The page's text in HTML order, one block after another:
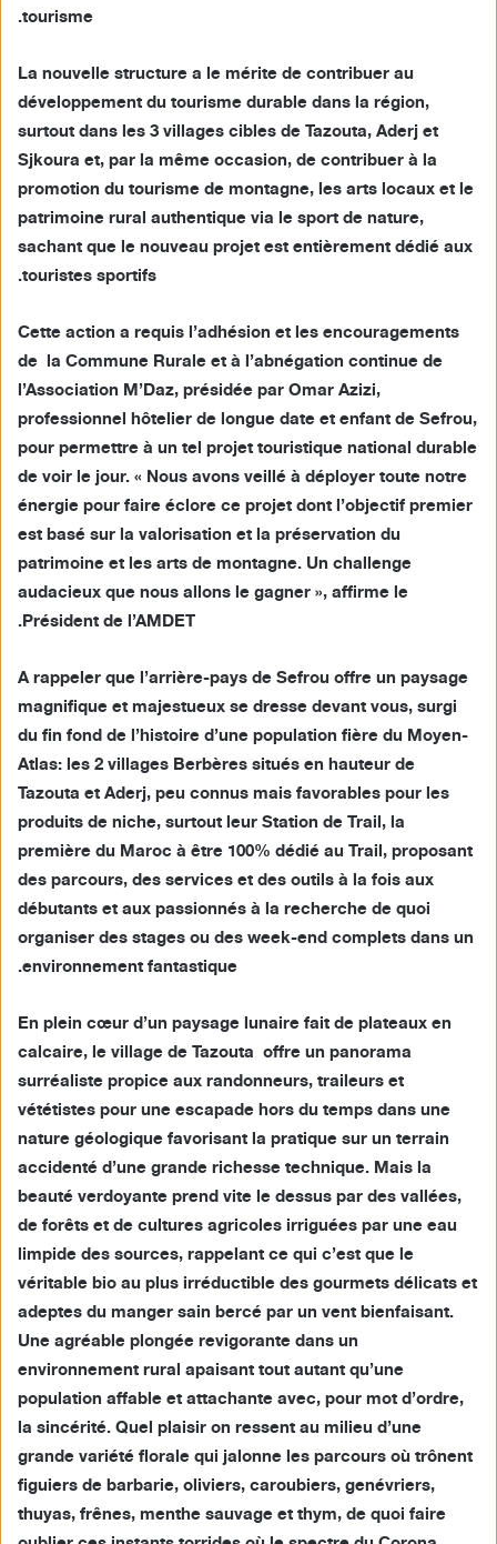
tourisme.
La nouvelle structure a le mérite de contribuer au
développement du tourisme durable dans la région,
surtout dans les 3 villages cibles de Tazouta, Aderj et
Sjkoura et, par la même occasion, de contribuer à la
promotion du tourisme de montagne, les arts locaux et le
patrimoine rural authentique via le sport de nature,
sachant que le nouveau projet est entièrement dédié aux
touristes sportifs.
Cette action a requis l’adhésion et les encouragements
de la Commune Rurale et à l’abnégation continue de
l’Association M’Daz, présidée par Omar Azizi,
professionnel hôtelier de longue date et enfant de Sefrou,
pour permettre à un tel projet touristique national durable
de voir le jour. « Nous avons veillé à déployer toute notre
énergie pour faire éclore ce projet dont l’objectif premier
est basé sur la valorisation et la préservation du
patrimoine et les arts de montagne. Un challenge
audacieux que nous allons le gagner », affirme le
Président de l’AMDET.
A rappeler que l’arrière-pays de Sefrou offre un paysage
magnifique et majestueux se dresse devant vous, surgi
du fin fond de l’histoire d’une population fière du Moyen-
Atlas: les 2 villages Berbères situés en hauteur de
Tazouta et Aderj, peu connus mais favorables pour les
produits de niche, surtout leur Station de Trail, la
première du Maroc à être 100% dédié au Trail, proposant
des parcours, des services et des outils à la fois aux
débutants et aux passionnés à la recherche de quoi
organiser des stages ou des week-end complets dans un
environnement fantastique.
En plein cœur d’un paysage lunaire fait de plateaux en
calcaire, le village de Tazouta offre un panorama
surréaliste propice aux randonneurs, traileurs et
vététistes pour une escapade hors du temps dans une
nature géologique favorisant la pratique sur un terrain
accidenté d’une grande richesse technique. Mais la
beauté verdoyante prend vite le dessus par des vallées,
de forêts et de cultures agricoles irriguées par une eau
limpide des sources, rappelant ce qui c’est que le
véritable bio au plus irréductible des gourmets délicats et
adeptes du manger sain bercé par un vent bienfaisant.
Une agréable plongée revigorante dans un
environnement rural apaisant tout autant qu’une
population affable et attachante avec, pour mot d’ordre,
la sincérité. Quel plaisir on ressent au milieu d’une
grande variété florale qui jalonne les parcours où trônent
figuiers de barbarie, oliviers, caroubiers, genévriers,
thuyas, frênes, menthe sauvage et thym, de quoi faire